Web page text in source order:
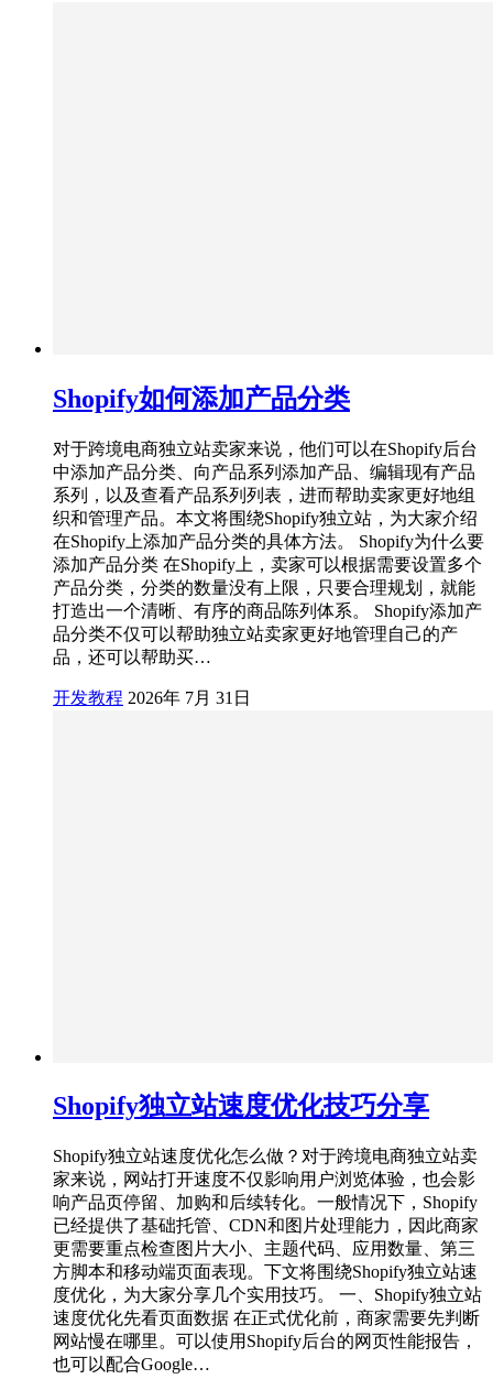
Shopify如何添加产品分类
对于跨境电商独立站卖家来说，他们可以在Shopify后台
中添加产品分类、向产品系列添加产品、编辑现有产品
系列，以及查看产品系列列表，进而帮助卖家更好地组
织和管理产品。本文将围绕Shopify独立站，为大家介绍
在Shopify上添加产品分类的具体方法。 Shopify为什么要
添加产品分类 在Shopify上，卖家可以根据需要设置多个
产品分类，分类的数量没有上限，只要合理规划，就能
打造出一个清晰、有序的商品陈列体系。 Shopify添加产
品分类不仅可以帮助独立站卖家更好地管理自己的产
品，还可以帮助买…
开发教程 2026年 7月 31日
Shopify独立站速度优化技巧分享
Shopify独立站速度优化怎么做？对于跨境电商独立站卖
家来说，网站打开速度不仅影响用户浏览体验，也会影
响产品页停留、加购和后续转化。一般情况下，Shopify
已经提供了基础托管、CDN和图片处理能力，因此商家
更需要重点检查图片大小、主题代码、应用数量、第三
方脚本和移动端页面表现。下文将围绕Shopify独立站速
度优化，为大家分享几个实用技巧。 一、Shopify独立站
速度优化先看页面数据 在正式优化前，商家需要先判断
网站慢在哪里。可以使用Shopify后台的网页性能报告，
也可以配合Google…